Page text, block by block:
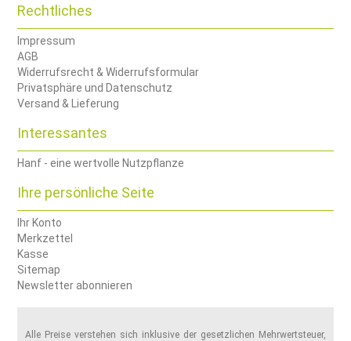
Rechtliches
Impressum
AGB
Widerrufsrecht & Widerrufsformular
Privatsphäre und Datenschutz
Versand & Lieferung
Interessantes
Hanf - eine wertvolle Nutzpflanze
Ihre persönliche Seite
Ihr Konto
Merkzettel
Kasse
Sitemap
Newsletter abonnieren
Alle Preise verstehen sich inklusive der gesetzlichen Mehrwertsteuer,